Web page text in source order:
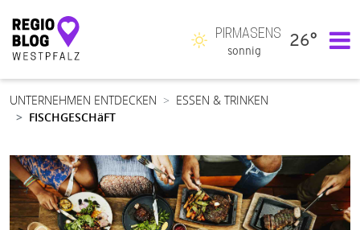
Hauptnavigation
PIRMASENS
sonnig
26°
UNTERNEHMEN ENTDECKEN
ESSEN & TRINKEN
FISCHGESCHäFT